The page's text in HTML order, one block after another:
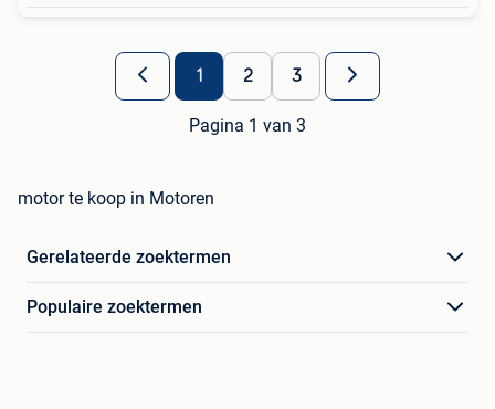
1 2 3
Pagina 1 van 3
motor te koop in Motoren
Gerelateerde zoektermen
Populaire zoektermen